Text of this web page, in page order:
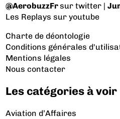
@AerobuzzFrsur twitter |
Les Replays sur youtube
Charte de déontologie
Conditions générales
Mentions légales
Nous contacter
Les catégories à voir
Aviation d’Affaires